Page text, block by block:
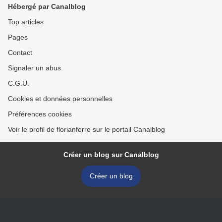
Hébergé par Canalblog
Top articles
Pages
Contact
Signaler un abus
C.G.U.
Cookies et données personnelles
Préférences cookies
Voir le profil de florianferre sur le portail Canalblog
Créer un blog sur Canalblog
Créer un blog